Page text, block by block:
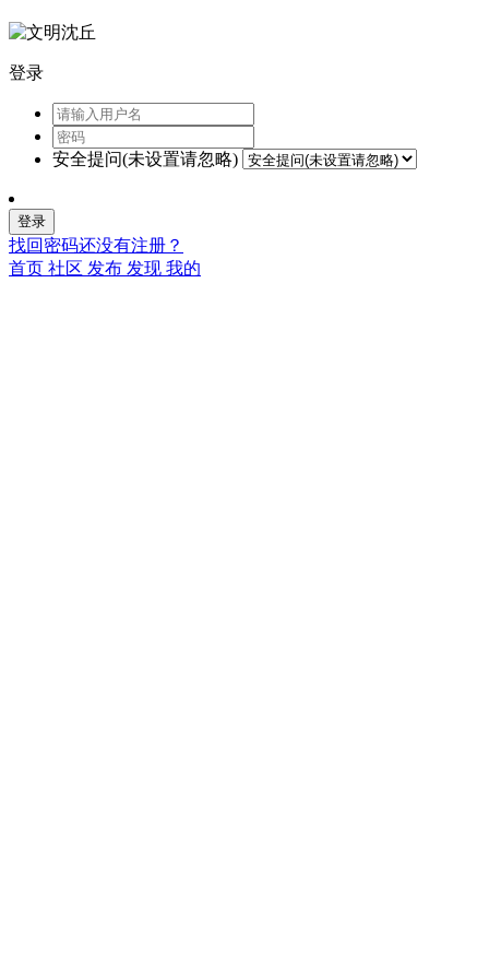
登录
安全提问(未设置请忽略)
登录
找回密码还没有注册？
首页 社区 发布 发现 我的